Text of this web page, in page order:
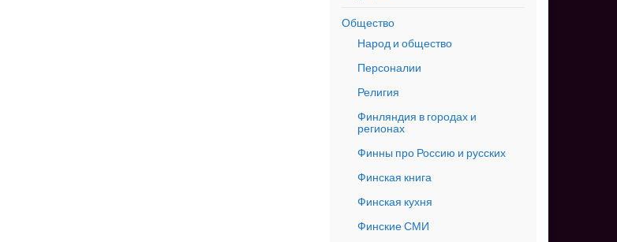
Общество
Народ и общество
Персоналии
Религия
Финляндия в городах и
регионах
Финны про Россию и русских
Финская книга
Финская кухня
Финские СМИ